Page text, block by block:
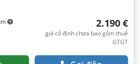
2.190 €
giá cố định chưa bao gồm thuế
GTGT